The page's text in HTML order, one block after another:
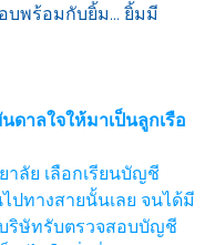
บพร้อมกับยิ้ม... ยิ้มมี
ดาลใจให้มาเป็นลูกเรือ
าลัย เลือกเรียนบัญชี
ปทางสายนั้นเลย จนได้มี
ริษัทรับตรวจสอบบัญชี